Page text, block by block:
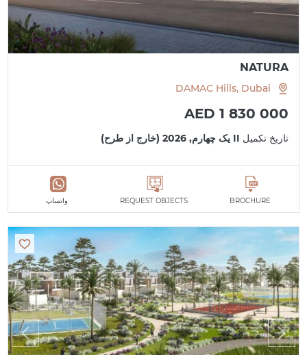
NATURA
DAMAC Hills, Dubai
AED 1 830 000
تاریخ تکمیل II یک چهارم, 2026 (خارج از طرح)
BROCHURE
REQUEST OBJECTS واتساپ